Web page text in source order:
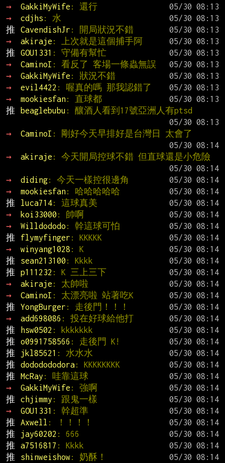
→
GakkiMyWife : 還行
→
cdjhs : 水
推
CavendishJr : 開局狀況不錯
→
akiraje : 上次就是這個捕手阿
推
GOU1331 : 守備有幫忙
→
CaminoI : 看反了 客場一條蟲無誤
→
GakkiMyWife : 狀況不錯
→
evil4422 : 喔真的嗎 那我認錯了
→
mookiesfan: 直球都
推
beaglebubu : 釀酒人看到17號亞洲人有ptsd
→
CaminoI : 剛好今天早排好是台灣日 太會了
→
akiraje : 今天開局控球不錯 但直球還是小危險
→
diding: 今天一樣控很邊角
→
mookiesfan: 哈哈哈哈哈
推
luca714: 這球真美
→
koi33000 : 帥啊
→
Willdododo : 幹這球可怕
推
flymyfinger : KKKKK
→
winyang1028 : K
推
sean213100 : Kkkk
推
p111232 : K 三上三下
→
akiraje : 太帥啦
→
CaminoI : 太漂亮啦 站著吃K
推
YongBurger : 走後門！！！
→
add698086 : 投在好球給他打
推
hsw0502 : kkkkkkk
推
o0991758566 : 走後門 K!
推
jkl85621 : 水水水
推
dododododora: KKKKKKKK
推
McRay : 哇靠這球
→
GakkiMyWife : 強啊
推
chjimmy : 跟鬼一樣
→
GOU1331 : 幹超準
推
Axwell : ！！！！
推
jay60202 : 666
推
a7516817 : Kkkk
推
shinweishow: 奶酥！